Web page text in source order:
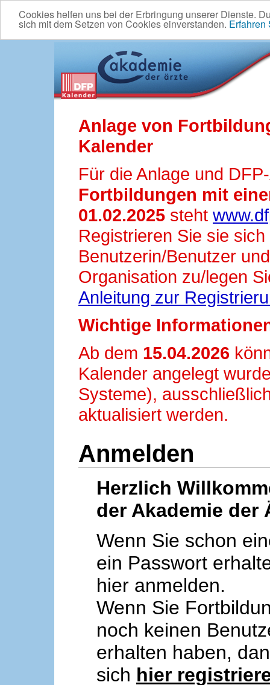
Cookies helfen uns bei der Erbringung unserer Dienste.
sich mit dem Setzen von Cookies einverstanden. Erfahren
Anlage von
Kalender
Für die Anlage und
Fortbildungen mit
01.02.2025 steht
Registrieren Sie sie
Benutzerin/Benutzer
Organisation zu/legen
Anleitung zur
Wichtige
Ab dem 15.04.2026
Kalender angelegt
Systeme),
aktualisiert werden.
Anmelden
Herzlich
der Akademie der
Wenn Sie schon
ein Passwort
hier anmelden.
Wenn Sie
noch keinen
erhalten haben,
sich hier